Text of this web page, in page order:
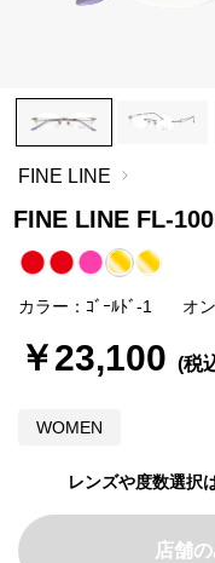
FINE LINE
FINE LINE FL-
WOMEN
カラー：ｺﾞｰﾙﾄﾞ-1 オ
レンズや度数選択
￥23,100
店舗